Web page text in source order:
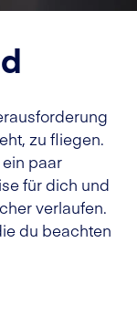
zu fliegen.
paar
für dich und
verlaufen.
du beachten